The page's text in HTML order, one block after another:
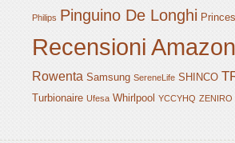
Philips Pinguino De Longhi
Recensioni
Rowenta Samsung SereneLife SHINCO
Turbionaire Ufesa Whirlpool YCCYHQ ZENIRO